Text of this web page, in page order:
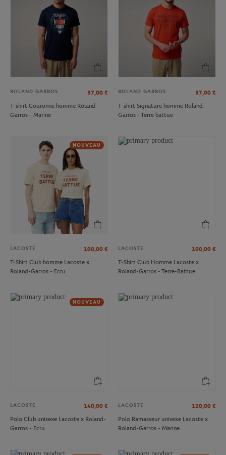
ROLAND GARROS 37,00 €
T-shirt Couronne homme Roland-
Garros - Marine
ROLAND GARROS 37,00 €
T-shirt Signature homme Roland-
Garros - Terre battue
NOUVEAU
LACOSTE 100,00 €
T-Shirt Club homme Lacoste x
Roland-Garros - Ecru
LACOSTE 100,00 €
T-Shirt Club Homme Lacoste x
Roland-Garros - Terre-Battue
NOUVEAU
LACOSTE 140,00 €
Polo Club unisexe Lacoste x Roland-
Garros - Ecru
LACOSTE 120,00 €
Polo Ramasseur unisexe Lacoste x
Roland-Garros - Marine